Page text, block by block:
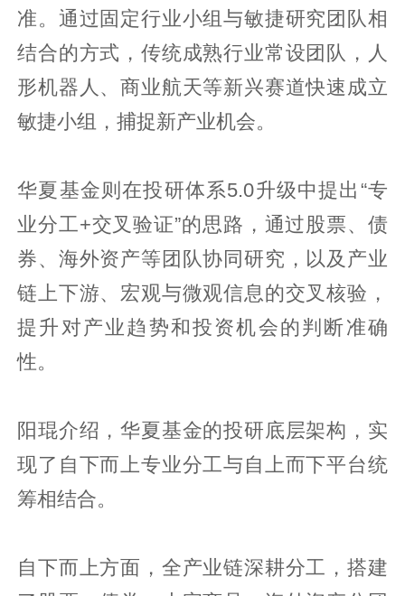
准。通过固定行业小组与敏捷研究团队相
结合的方式，传统成熟行业常设团队，人
形机器人、商业航天等新兴赛道快速成立
敏捷小组，捕捉新产业机会。
华夏基金则在投研体系5.0升级中提出“专
业分工+交叉验证”的思路，通过股票、债
券、海外资产等团队协同研究，以及产业
链上下游、宏观与微观信息的交叉核验，
提升对产业趋势和投资机会的判断准确
性。
阳琨介绍，华夏基金的投研底层架构，实
现了自下而上专业分工与自上而下平台统
筹相结合。
自下而上方面，全产业链深耕分工，搭建